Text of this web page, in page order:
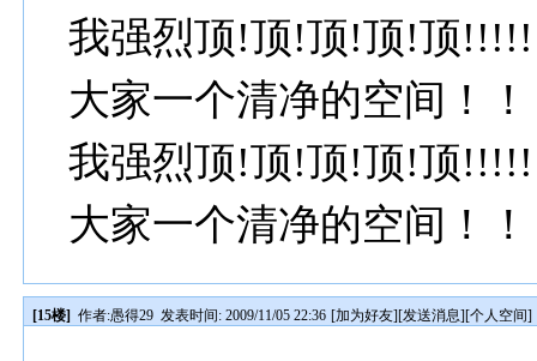
我强烈顶!顶!顶!顶!顶
大家一个清净的空间！
我强烈顶!顶!顶!顶!顶
大家一个清净的空间！
[15楼] 作者:愚得29 发表时间: 2009/11/05 22:36 [加为好友][发送消息][个人空间]